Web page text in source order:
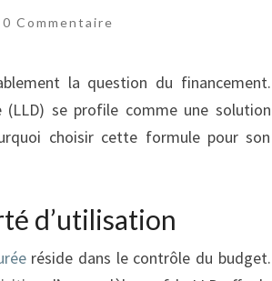
Commentaires
0 Commentaire
la question du financement.
se profile comme une solution
choisir cette formule pour son
d’utilisation
réside dans le contrôle du budget.